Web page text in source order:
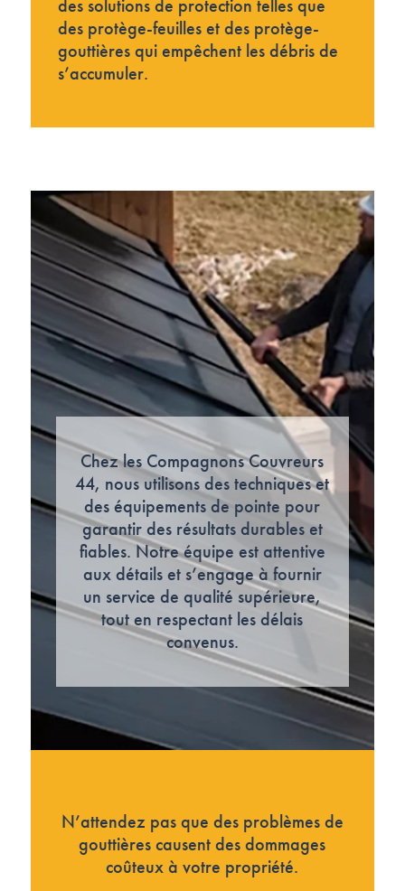
des solutions de protection telles que
des protège-feuilles et des protège-
gouttières qui empêchent les débris de
s’accumuler.
Chez les Compagnons Couvreurs
44, nous utilisons des techniques et
des équipements de pointe pour
garantir des résultats durables et
fiables. Notre équipe est attentive
aux détails et s’engage à fournir
un service de qualité supérieure,
tout en respectant les délais
convenus.
N’attendez pas que des problèmes de
gouttières causent des dommages
coûteux à votre propriété.